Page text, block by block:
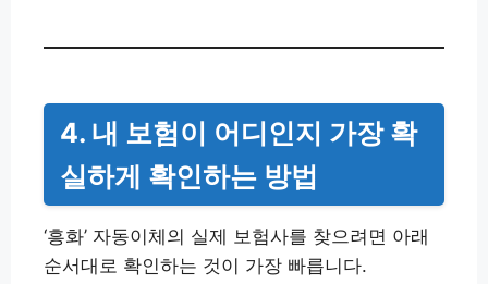
4. 내 보험이 어디인지 가장 확
실하게 확인하는 방법
‘흥화’ 자동이체의 실제 보험사를 찾으려면 아래
순서대로 확인하는 것이 가장 빠릅니다.